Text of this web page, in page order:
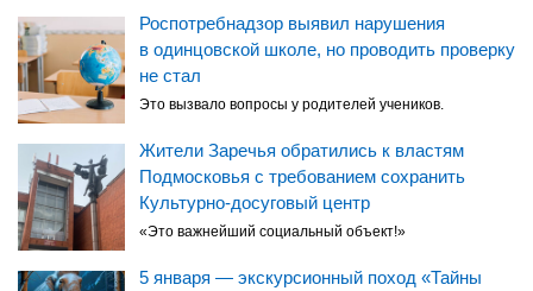
Роспотребнадзор выявил нарушения
в одинцовской школе, но проводить проверку
не стал
Это вызвало вопросы у родителей учеников.
Жители Заречья обратились к властям
Подмосковья с требованием сохранить
Культурно-досуговый центр
«Это важнейший социальный объект!»
5 января — экскурсионный поход «Тайны